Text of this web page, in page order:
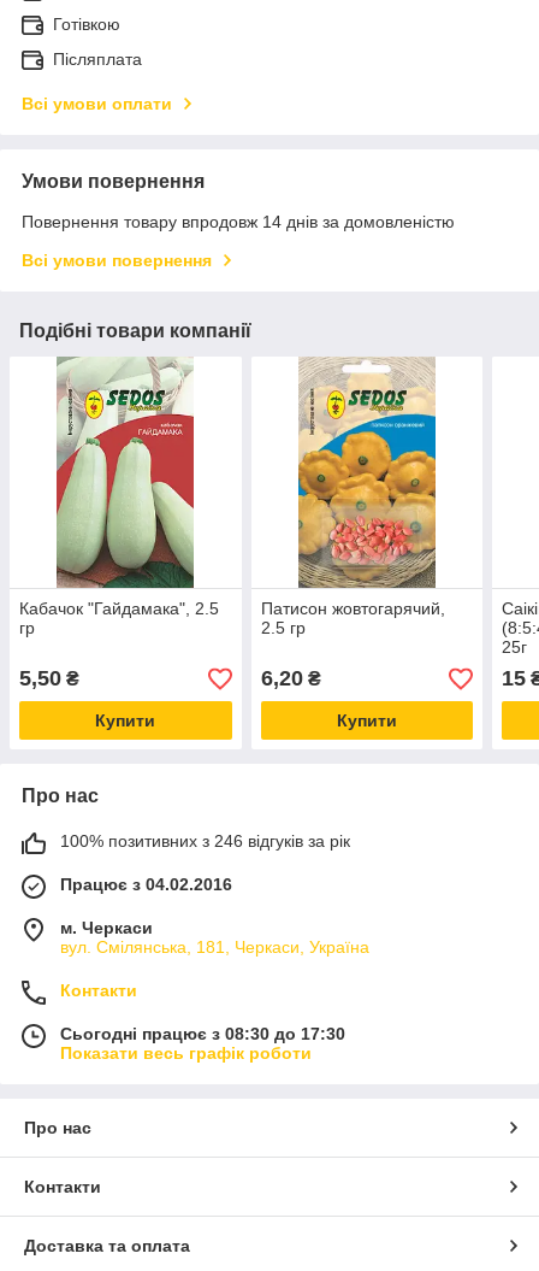
Готівкою
Післяплата
Всі умови оплати
Умови повернення
Повернення товару впродовж 14 днів за домовленістю
Всі умови повернення
Подібні товари компанії
Кабачок "Гайдамака", 2.5
гр
5,50 ₴
Купити
Патисон жовтогарячий,
2.5 гр
6,20₴
Купити
25г
15
Про нас
100% позитивних з 246 відгуків за рік
Працює з 04.02.2016
м. Черкаси
вул. Смілянська, 181, Черкаси, Україна
Контакти
Сьогодні працює з 08:30 до 17:30
Показати весь графік роботи
Про нас
Контакти
Доставка та оплата